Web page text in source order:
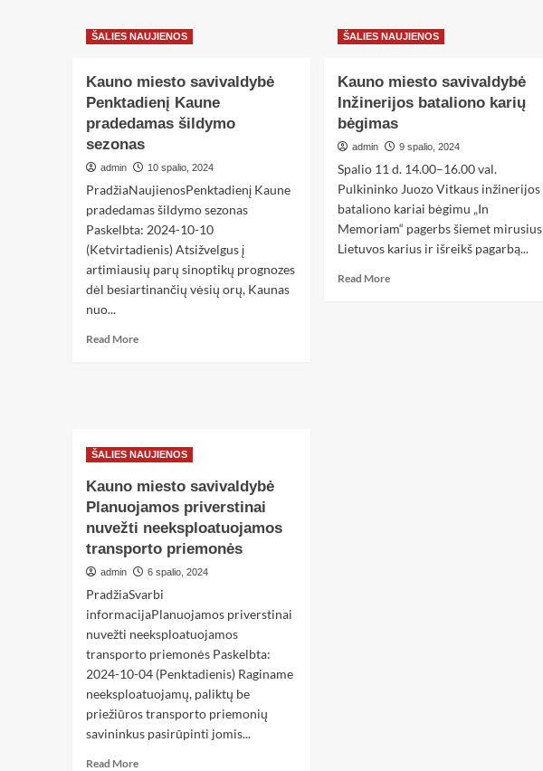
ŠALIES NAUJIENOS
Kauno miesto savivaldybė
Penktadienį Kaune
pradedamas šildymo
sezonas
admin 10 spalio, 2024
PradžiaNaujienosPenktadienį Kaune
pradedamas šildymo sezonas
Paskelbta: 2024-10-10
(Ketvirtadienis) Atsižvelgus į
artimiausių parų sinoptikų prognozes
dėl besiartinančių vėsių orų, Kaunas
nuo...
Read More
ŠALIES NAUJIENOS
Kauno miesto savivaldybė
Inžinerijos bataliono karių
bėgimas
admin 9 spalio, 2024
Spalio 11 d. 14.00–16.00 val.
Pulkininko Juozo Vitkaus inžinerijos
bataliono kariai bėgimu „In
Memoriam“ pagerbs šiemet mirusius
Lietuvos karius ir išreikš pagarbą...
Read More
ŠALIES NAUJIENOS
Kauno miesto savivaldybė
Planuojamos priverstinai
nuvežti neeksploatuojamos
transporto priemonės
admin 6 spalio, 2024
PradžiaSvarbi
informacijaPlanuojamos priverstinai
nuvežti neeksploatuojamos
transporto priemonės Paskelbta:
2024-10-04 (Penktadienis) Raginame
neeksploatuojamų, paliktų be
priežiūros transporto priemonių
savininkus pasirūpinti jomis...
Read More